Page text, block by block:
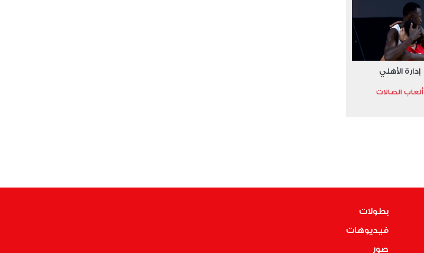
إدارة الأهلي
ألعاب الصالات
بطولات
فيديوهات
صور